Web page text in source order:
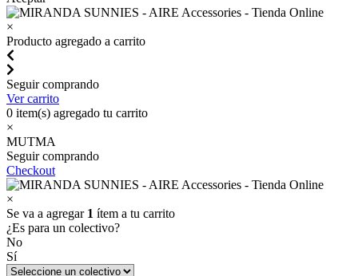
×
Producto agregado a carrito
Seguir comprando
Ver carrito
0 item(s) agregado tu carrito
×
MUTMA
Seguir comprando
Checkout
×
Se va a agregar 1 ítem a tu carrito
¿Es para un colectivo?
No
Sí